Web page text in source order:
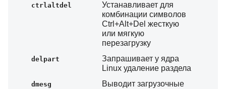
ctrlaltdel
Устанавливает для
комбинации символов
Ctrl+Alt+Del жесткую
или мягкую
перезагрузку
delpart
Запрашивает у ядра
Linux удаление раздела
dmesg
Выводит загрузочные